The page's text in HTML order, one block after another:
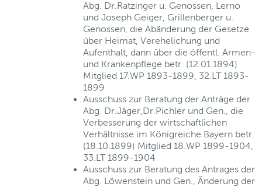
Abg. Dr.Ratzinger u. Genossen, Lerno
und Joseph Geiger, Grillenberger u.
Genossen, die Abänderung der Gesetze
über Heimat, Verehelichung und
Aufenthalt, dann über die öffentl. Armen-
und Krankenpflege betr. (12.01.1894)
Mitglied 17.WP 1893-1899, 32.LT 1893-
1899
Ausschuss zur Beratung der Anträge der
Abg. Dr.Jäger,Dr.Pichler und Gen., die
Verbesserung der wirtschaftlichen
Verhältnisse im Königreiche Bayern betr.
(18.10.1899) Mitglied 18.WP 1899-1904,
33.LT 1899-1904
Ausschuss zur Beratung des Antrages der
Abg. Löwenstein und Gen., Änderung der